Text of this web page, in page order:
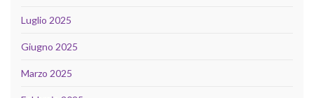
Luglio 2025
Giugno 2025
Marzo 2025